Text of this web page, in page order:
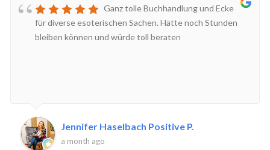
Ganz tolle Buchhandlung und Ecke
für diverse esoterischen Sachen. Hätte noch Stunden
bleiben können und würde toll beraten
Jennifer Haselbach Positive P.
a month ago